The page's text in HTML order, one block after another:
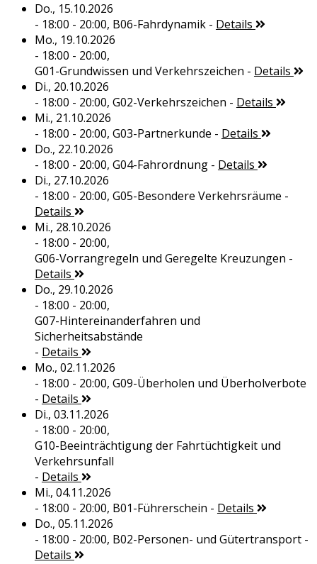
Do., 15.10.2026
- 18:00 - 20:00, B06-Fahrdynamik- Details
Mo., 19.10.2026
- 18:00 - 20:00,
G01-Grundwissen und Verkehrszeichen - Details
Di., 20.10.2026
- 18:00 - 20:00, G02-Verkehrszeichen - Details
Mi., 21.10.2026
- 18:00 - 20:00, G03-Partnerkunde - Details
Do., 22.10.2026
- 18:00 - 20:00, G04-Fahrordnung- Details
Di., 27.10.2026
- 18:00 - 20:00, G05-Besondere Verkehrsräume -
Details
Mi., 28.10.2026
- 18:00 - 20:00,
G06-Vorrangregeln und Geregelte Kreuzungen -
Details
Do., 29.10.2026
- 18:00 - 20:00,
G07-Hintereinanderfahren und
Sicherheitsabstände
- Details
Mo., 02.11.2026
- 18:00 - 20:00, G09-Überholen und Überholverbote
- Details
Di., 03.11.2026
- 18:00 - 20:00,
G10-Beeinträchtigung der Fahrtüchtigkeit und
Verkehrsunfall
- Details
Mi., 04.11.2026
- 18:00 - 20:00, B01-Führerschein - Details
Do., 05.11.2026
- 18:00 - 20:00, B02-Personen- und Gütertransport-
Details